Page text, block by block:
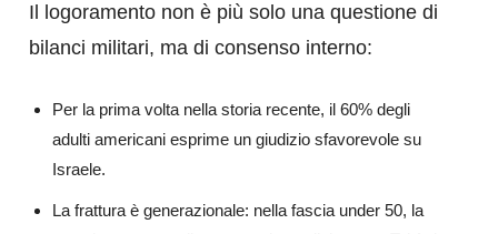
Il logoramento non è più solo una questione di
bilanci militari, ma di consenso interno:
​Per la prima volta nella storia recente, il 60% degli
adulti americani esprime un giudizio sfavorevole su
Israele.
La frattura è generazionale: nella fascia under 50, la